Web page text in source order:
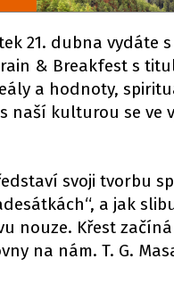
21. dubna vydáte
& Breakfest s
a hodnoty,
naší kulturou se ve
svoji tvorbu
a jak
nouze. Křest
na nám. T. G.